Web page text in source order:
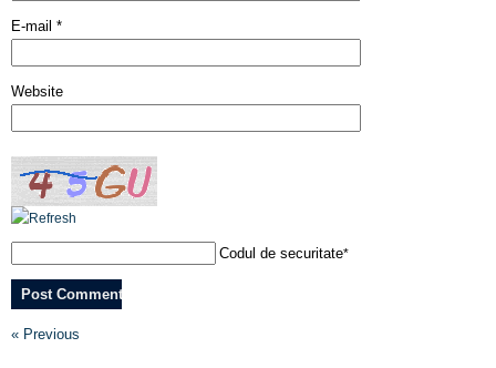
E-mail *
Website
Codul de securitate*
« Previous